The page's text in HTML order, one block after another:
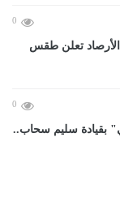
0
الأرصاد تعلن طقس
0
بقيادة سليم سحاب..